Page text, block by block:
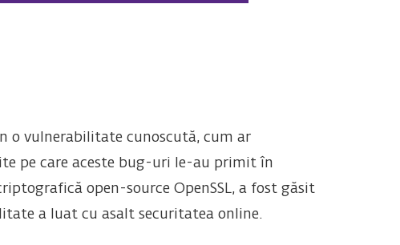
o vulnerabilitate cunoscută, cum ar
pe care aceste bug-uri le-au primit în
open-source OpenSSL, a fost găsit
a luat cu asalt securitatea online.